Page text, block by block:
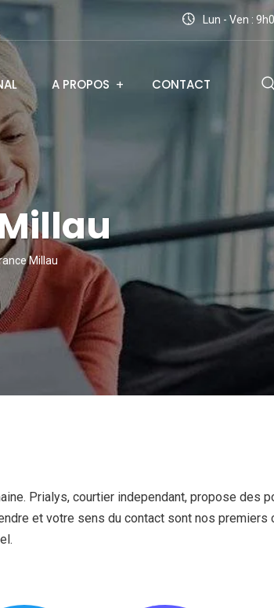
Lun - Ven :
A PROPOS CONTACT
Millau
Prialys, courtier independant, propose des
et votre sens du contact sont nos premiers